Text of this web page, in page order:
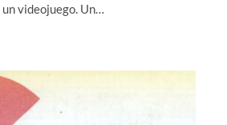
videojuego. Un…